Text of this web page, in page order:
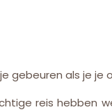
gebeuren als je je
reis hebben